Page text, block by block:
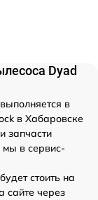
Dyad
выполняется в
в Хабаровске
запчасти
в сервис-
стоить на
сайте через